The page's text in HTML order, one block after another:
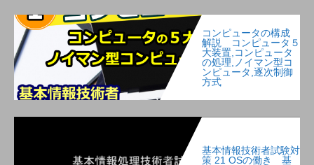
コンピュータの構成
解説 コンピュータ５
大装置,コンピュータ
の処理,ノイマン型コ
ンピュータ,逐次制御
方式
基本情報技術者試験対
策 21 OSの働き 基